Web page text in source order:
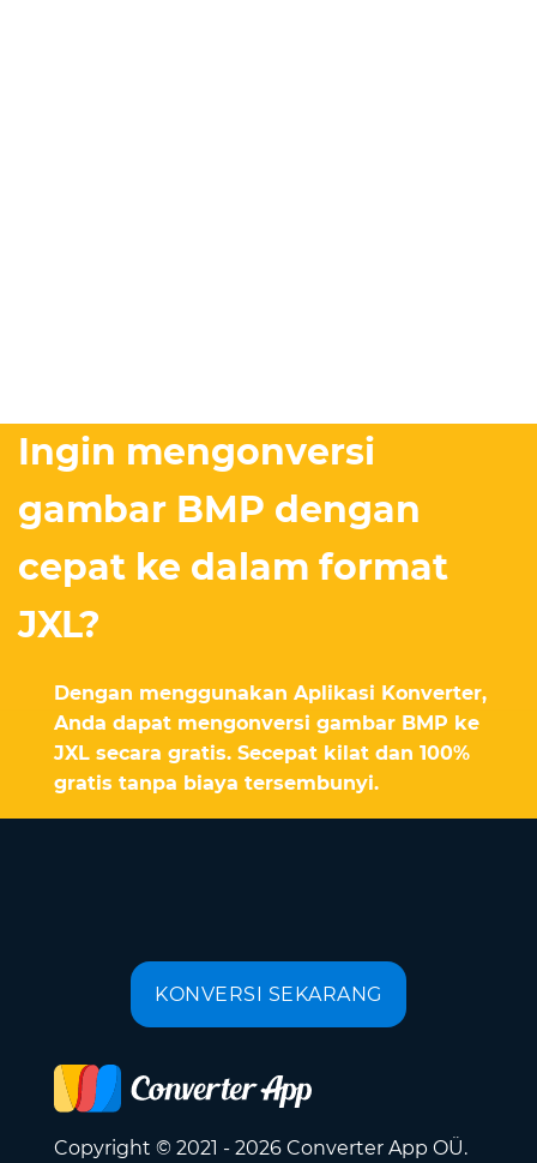
Ingin mengonversi
gambar BMP dengan
cepat ke dalam format
JXL?
Dengan menggunakan Aplikasi Konverter,
Anda dapat mengonversi gambar BMP ke
JXL secara gratis. Secepat kilat dan 100%
gratis tanpa biaya tersembunyi.
KONVERSI SEKARANG
Copyright © 2021 - 2026 Converter App OÜ.